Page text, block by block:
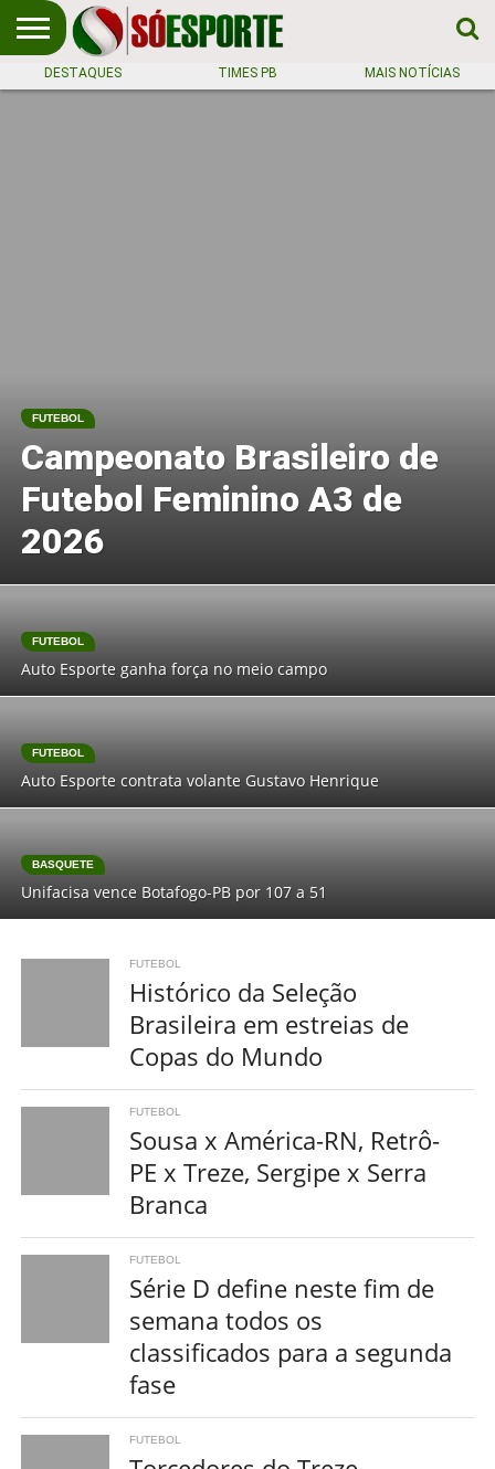
NOTÍCIA
ESPORTIVA
O SÓ
NOTÍCIAS
APOSTAS
DESTAQUES TIMES PB MAIS NOTÍCIAS
FUTEBOL
Campeonato Brasileiro de
Futebol Feminino A3 de
2026
FUTEBOL
Auto Esporte ganha força no meio campo
FUTEBOL
Auto Esporte contrata volante Gustavo Henrique
BASQUETE
Unifacisa vence Botafogo-PB por 107 a 51
FUTEBOL
Histórico da Seleção
Brasileira em estreias de
Copas do Mundo
FUTEBOL
Sousa x América-RN, Retrô-
PE x Treze, Sergipe x Serra
Branca
FUTEBOL
Série D define neste fim de
semana todos os
classificados para a segunda
fase
FUTEBOL